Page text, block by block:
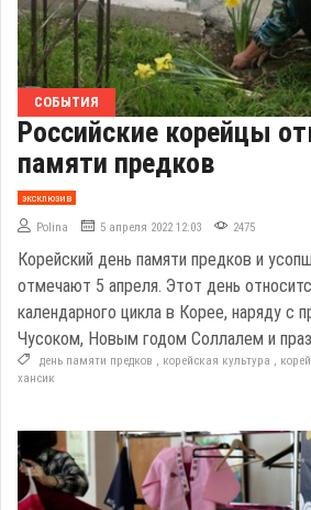
СОБЫТИЯ
Российские корейцы
памяти предков
эксклюзив
Polina 5 апреля 2022 12:03 2475
Корейский день памяти предков и
отмечают 5 апреля. Этот день
календарного цикла в Корее, наряду с
Чусоком, Новым годом Соллалем и
день памяти предков , корейская культура ,
хансик